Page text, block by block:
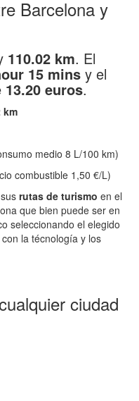
Barcelona y
110.02 km. El
15 mins y el
13.20 euros.
km
medio 8 L/100 km)
combustible 1,50 €/L)
rutas de turismo en el
que bien puede ser en
seleccionando el elegido
la técnología y los
ciudad